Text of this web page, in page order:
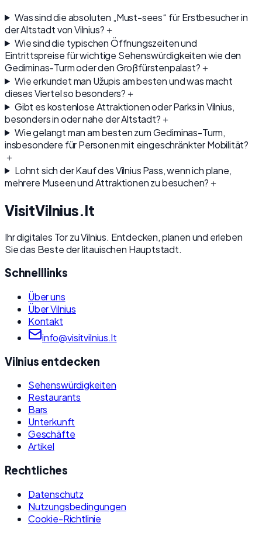
Was sind die absoluten „Must-sees“ für Erstbesucher in
der Altstadt von Vilnius?＋
Wie sind die typischen Öffnungszeiten und
Eintrittspreise für wichtige Sehenswürdigkeiten wie den
Gediminas-Turm oder den Großfürstenpalast?＋
Wie erkundet man Užupis am besten und was macht
dieses Viertel so besonders?＋
Gibt es kostenlose Attraktionen oder Parks in Vilnius,
besonders in oder nahe der Altstadt?＋
Wie gelangt man am besten zum Gediminas-Turm,
insbesondere für Personen mit eingeschränkter Mobilität?
＋
Lohnt sich der Kauf des Vilnius Pass, wenn ich plane,
mehrere Museen und Attraktionen zu besuchen?＋
VisitVilnius.lt
Ihr digitales Tor zu Vilnius. Entdecken, planen und erleben
Sie das Beste der litauischen Hauptstadt.
Schnelllinks
Über uns
Über Vilnius
Kontakt
info@visitvilnius.lt
Vilnius entdecken
Sehenswürdigkeiten
Restaurants
Bars
Unterkunft
Geschäfte
Artikel
Rechtliches
Datenschutz
Nutzungsbedingungen
Cookie-Richtlinie